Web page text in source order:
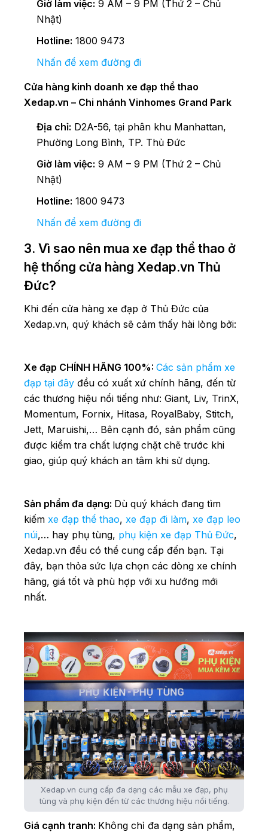
Giờ làm việc: 9 AM – 9 PM (Thứ 2 – Chủ
Nhật)
Hotline: 1800 9473
Nhấn để xem đường đi
Cửa hàng kinh doanh xe đạp thể thao
Xedap.vn – Chi nhánh Vinhomes Grand Park
Địa chỉ: D2A-56, tại phân khu Manhattan,
Phường Long Bình, TP. Thủ Đức
Giờ làm việc: 9 AM – 9 PM (Thứ 2 – Chủ
Nhật)
Hotline: 1800 9473
Nhấn để xem đường đi
3. Vì sao nên mua xe đạp thể thao ở
hệ thống cửa hàng Xedap.vn Thủ
Đức?
Khi đến cửa hàng xe đạp ở Thủ Đức của
Xedap.vn, quý khách sẽ cảm thấy hài lòng bởi:
Xe đạp CHÍNH HÃNG 100%: Các sản phẩm xe
đạp tại đây đều có xuất xứ chính hãng, đến từ
các thương hiệu nổi tiếng như: Giant, Liv, TrinX,
Momentum, Fornix, Hitasa, RoyalBaby, Stitch,
Jett, Maruishi,… Bên cạnh đó, sản phẩm cũng
được kiểm tra chất lượng chặt chẽ trước khi
giao, giúp quý khách an tâm khi sử dụng.
Sản phẩm đa dạng: Dù quý khách đang tìm
kiếm xe đạp thể thao, xe đạp đi làm, xe đạp leo
núi,… hay phụ tùng, phụ kiện xe đạp Thủ Đức,
Xedap.vn đều có thể cung cấp đến bạn. Tại
đây, bạn thỏa sức lựa chọn các dòng xe chính
hãng, giá tốt và phù hợp với xu hướng mới
nhất.
Xedap.vn cung cấp đa dạng các mẫu xe đạp, phụ
tùng và phụ kiện đến từ các thương hiệu nổi tiếng.
Giá cạnh tranh: Không chỉ đa dạng sản phẩm,